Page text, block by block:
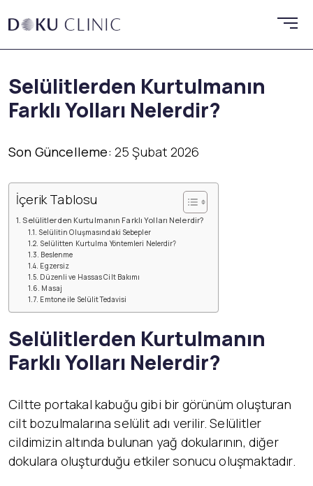
Selülitlerden Kurtulmanın
Farklı Yolları Nelerdir?
Son Güncelleme: 25 Şubat 2026
İçerik Tablosu
Selülitlerden Kurtulmanın Farklı Yolları Nelerdir?
Selülitin Oluşmasındaki Sebepler
Selülitten Kurtulma Yöntemleri Nelerdir?
Beslenme
Egzersiz
Düzenli ve Hassas Cilt Bakımı
Masaj
Emtone ile Selülit Tedavisi
Selülitlerden Kurtulmanın
Farklı Yolları Nelerdir?
Ciltte portakal kabuğu gibi bir görünüm oluşturan
cilt bozulmalarına selülit adı verilir. Selülitler
cildimizin altında bulunan yağ dokularının, diğer
dokulara oluşturduğu etkiler sonucu oluşmaktadır.